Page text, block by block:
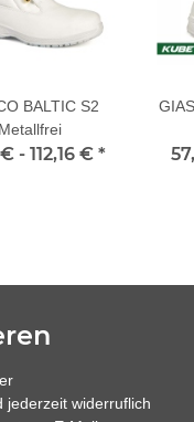
BALTIC S2
Metallfrei
€ - 112,16 € *
jederzeit widerruflich